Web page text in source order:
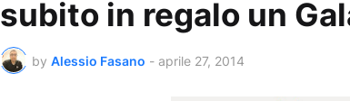
subito in regalo un
by Alessio Fasano - aprile 27, 2014